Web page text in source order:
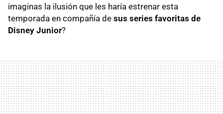
imaginas la ilusión que les haría estrenar esta
temporada en compañía de sus series favoritas de
Disney Junior?